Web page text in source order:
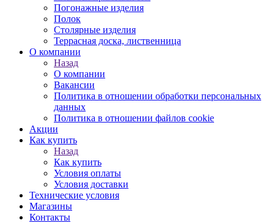
Погонажные изделия
Полок
Столярные изделия
Террасная доска, лиственница
О компании
Назад
О компании
Вакансии
Политика в отношении обработки персональных
данных
Политика в отношении файлов cookie
Акции
Как купить
Назад
Как купить
Условия оплаты
Условия доставки
Технические условия
Магазины
Контакты